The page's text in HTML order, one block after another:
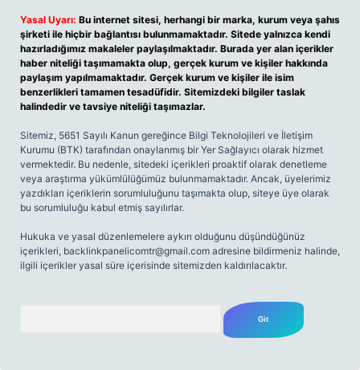
Yasal Uyarı: Bu internet sitesi, herhangi bir marka, kurum veya şahıs
şirketi ile hiçbir bağlantısı bulunmamaktadır. Sitede yalnızca kendi
hazırladığımız makaleler paylaşılmaktadır. Burada yer alan içerikler
haber niteliği taşımamakta olup, gerçek kurum ve kişiler hakkında
paylaşım yapılmamaktadır. Gerçek kurum ve kişiler ile isim
benzerlikleri tamamen tesadüfidir. Sitemizdeki bilgiler taslak
halindedir ve tavsiye niteliği taşımazlar.
Sitemiz, 5651 Sayılı Kanun gereğince Bilgi Teknolojileri ve İletişim
Kurumu (BTK) tarafından onaylanmış bir Yer Sağlayıcı olarak hizmet
vermektedir. Bu nedenle, sitedeki içerikleri proaktif olarak denetleme
veya araştırma yükümlülüğümüz bulunmamaktadır. Ancak, üyelerimiz
yazdıkları içeriklerin sorumluluğunu taşımakta olup, siteye üye olarak
bu sorumluluğu kabul etmiş sayılırlar.
Hukuka ve yasal düzenlemelere aykırı olduğunu düşündüğünüz
içerikleri, backlinkpanelicomtr@gmail.com adresine bildirmeniz halinde,
ilgili içerikler yasal süre içerisinde sitemizden kaldırılacaktır.